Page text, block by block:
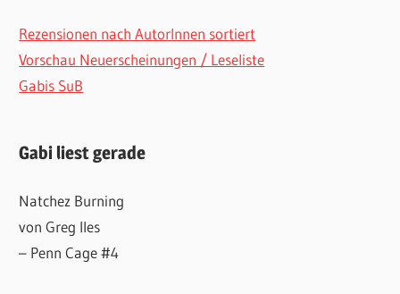
Rezensionen nach AutorInnen sortiert
Vorschau Neuerscheinungen / Leseliste
Gabis SuB
Gabi liest gerade
Natchez Burning
von Greg Iles
– Penn Cage #4